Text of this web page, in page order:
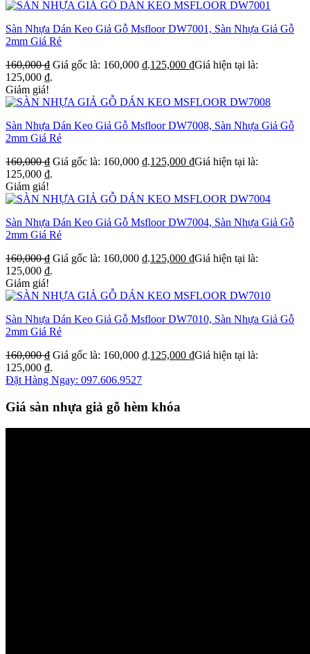
Sàn Nhựa Dán Keo Giả Gỗ Msfloor DW7001, Sàn Nhựa Giả Gỗ
2mm Giá Rẻ
160,000₫ Giá gốc là: 160,000 ₫.125,000 ₫Giá hiện tại là:
125,000 ₫.
Giảm giá!
Sàn Nhựa Dán Keo Giả Gỗ Msfloor DW7008, Sàn Nhựa Giả Gỗ
2mm Giá Rẻ
160,000₫ Giá gốc là: 160,000 ₫.125,000 ₫Giá hiện tại là:
125,000 ₫.
Giảm giá!
Sàn Nhựa Dán Keo Giả Gỗ Msfloor DW7004, Sàn Nhựa Giả Gỗ
2mm Giá Rẻ
160,000₫ Giá gốc là: 160,000 ₫.125,000 ₫Giá hiện tại là:
125,000 ₫.
Giảm giá!
Sàn Nhựa Dán Keo Giả Gỗ Msfloor DW7010, Sàn Nhựa Giả Gỗ
2mm Giá Rẻ
160,000₫ Giá gốc là: 160,000 ₫.125,000 ₫Giá hiện tại là:
125,000 ₫.
Đặt Hàng Ngay: 097.606.9527
Giá sàn nhựa giả gỗ hèm khóa